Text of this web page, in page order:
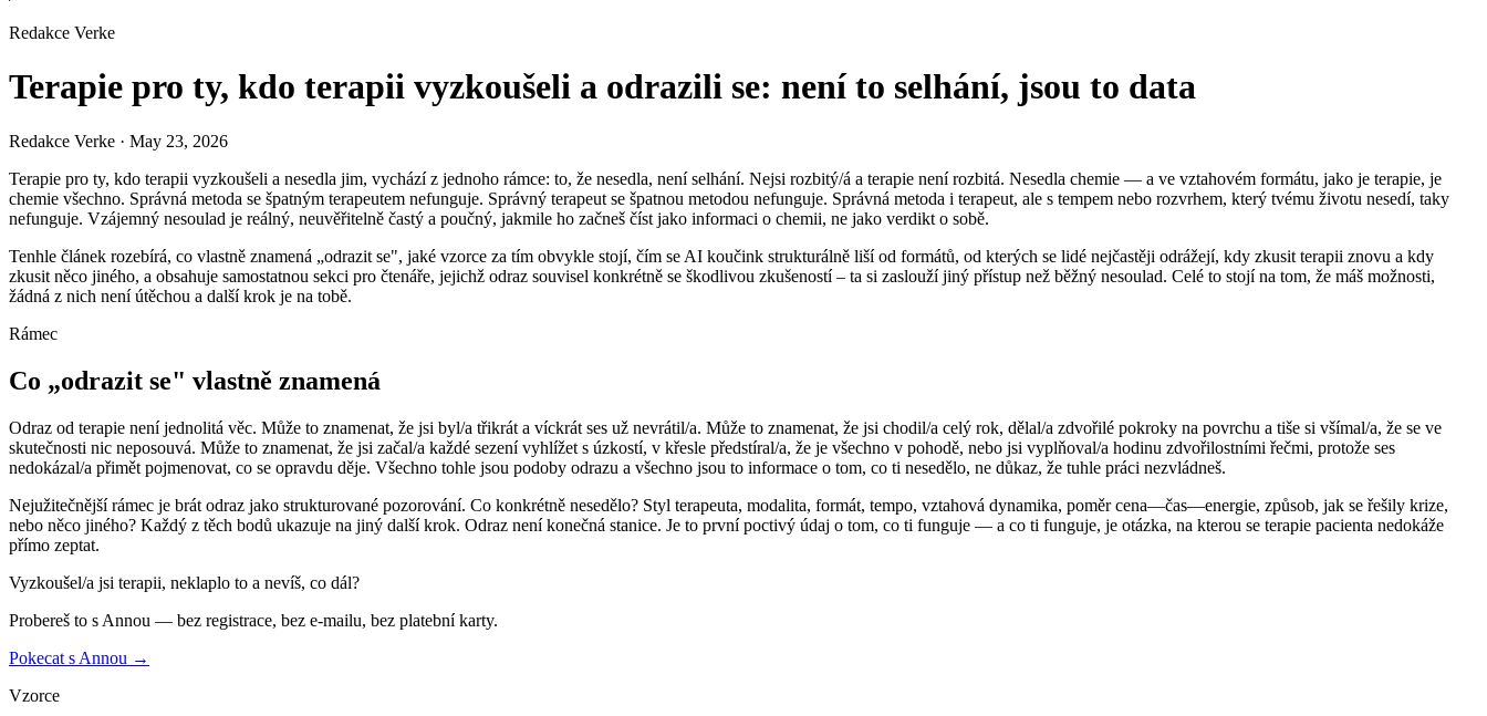
Redakce Verke
Terapie pro ty, kdo terapii vyzkoušeli a odrazili se: není to selhání, jsou to data
Redakce Verke · May 23, 2026
Terapie pro ty, kdo terapii vyzkoušeli a nesedla jim, vychází z jednoho rámce: to, že nesedla, není selhání. Nejsi rozbitý/á a terapie není rozbitá. Nesedla chemie — a ve vztahovém formátu, jako je terapie, je
chemie všechno. Správná metoda se špatným terapeutem nefunguje. Správný terapeut se špatnou metodou nefunguje. Správná metoda i terapeut, ale s tempem nebo rozvrhem, který tvému životu nesedí, taky
nefunguje. Vzájemný nesoulad je reálný, neuvěřitelně častý a poučný, jakmile ho začneš číst jako informaci o chemii, ne jako verdikt o sobě.
Tenhle článek rozebírá, co vlastně znamená „odrazit se", jaké vzorce za tím obvykle stojí, čím se AI koučink strukturálně liší od formátů, od kterých se lidé nejčastěji odrážejí, kdy zkusit terapii znovu a kdy
zkusit něco jiného, a obsahuje samostatnou sekci pro čtenáře, jejichž odraz souvisel konkrétně se škodlivou zkušeností – ta si zaslouží jiný přístup než běžný nesoulad. Celé to stojí na tom, že máš možnosti,
žádná z nich není útěchou a další krok je na tobě.
Rámec
Co „odrazit se" vlastně znamená
Odraz od terapie není jednolitá věc. Může to znamenat, že jsi byl/a třikrát a víckrát ses už nevrátil/a. Může to znamenat, že jsi chodil/a celý rok, dělal/a zdvořilé pokroky na povrchu a tiše si všímal/a, že se ve
skutečnosti nic neposouvá. Může to znamenat, že jsi začal/a každé sezení vyhlížet s úzkostí, v křesle předstíral/a, že je všechno v pohodě, nebo jsi vyplňoval/a hodinu zdvořilostními řečmi, protože ses
nedokázal/a přimět pojmenovat, co se opravdu děje. Všechno tohle jsou podoby odrazu a všechno jsou to informace o tom, co ti nesedělo, ne důkaz, že tuhle práci nezvládneš.
Nejužitečnější rámec je brát odraz jako strukturované pozorování. Co konkrétně nesedělo? Styl terapeuta, modalita, formát, tempo, vztahová dynamika, poměr cena—čas—energie, způsob, jak se řešily krize,
nebo něco jiného? Každý z těch bodů ukazuje na jiný další krok. Odraz není konečná stanice. Je to první poctivý údaj o tom, co ti funguje — a co ti funguje, je otázka, na kterou se terapie pacienta nedokáže
přímo zeptat.
Vyzkoušel/a jsi terapii, neklaplo to a nevíš, co dál?
Probereš to s Annou — bez registrace, bez e-mailu, bez platební karty.
Pokecat s Annou →
Vzorce